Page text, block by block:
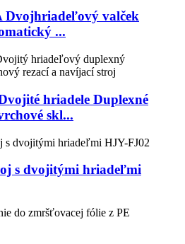
Dvojhriadeľový valček
...
hriadele Duplexné
skl...
s dvojitými hriadeľmi